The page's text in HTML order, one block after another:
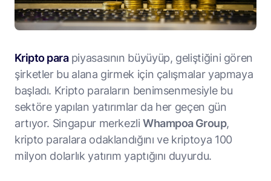
Kripto parapiyasasının büyüyüp, geliştiğini gören
şirketler bu alana girmek için çalışmalar yapmaya
başladı. Kripto paraların benimsenmesiyle bu
sektöre yapılan yatırımlar da her geçen gün
artıyor. Singapur merkezliWhampoa Group,
kripto paralara odaklandığını ve kriptoya 100
milyon dolarlık yatırım yaptığını duyurdu.